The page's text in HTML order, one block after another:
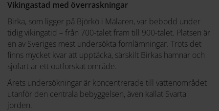
Vikingastad med överraskningar
Birka, som ligger på Björkö i Mälaren, var bebodd under
tidig vikingatid – från 700-talet fram till 900-talet. Platsen är
en av Sveriges mest undersökta fornlämningar. Trots det
finns mycket kvar att upptäcka, särskilt Birkas hamnar och
sjöfart är ett outforskat område.
Årets undersökningar är koncentrerade till vattenområdet
utanför den centrala bebyggelsen, även kallat Svarta
jorden.